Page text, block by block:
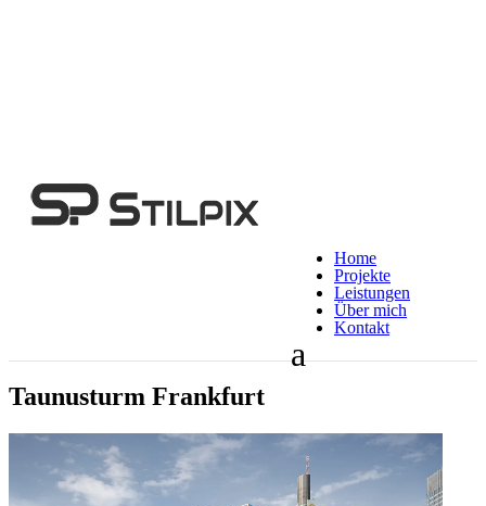
Home
Projekte
Leistungen
Über mich
Kontakt
Taunusturm Frankfurt